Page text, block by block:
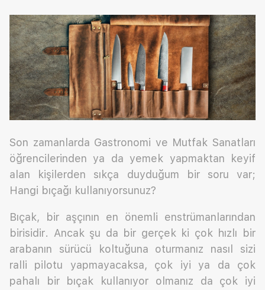
Son zamanlarda Gastronomi ve Mutfak Sanatları
öğrencilerinden ya da yemek yapmaktan keyif
alan kişilerden sıkça duyduğum bir soru var;
Hangi bıçağı kullanıyorsunuz?
Bıçak, bir aşçının en önemli enstrümanlarından
birisidir. Ancak şu da bir gerçek ki çok hızlı bir
arabanın sürücü koltuğuna oturmanız nasıl sizi
ralli pilotu yapmayacaksa, çok iyi ya da çok
pahalı bir bıçak kullanıyor olmanız da çok iyi